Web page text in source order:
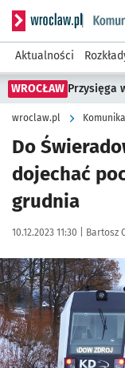
Serwis
Aktualności
WROCŁAW Przysięga
wroclaw.pl
Do
dojechać
grudnia
Data publikacji:
10.12.2023 11:30 | Autor:
Bartosz
Kliknij, aby powiększyć